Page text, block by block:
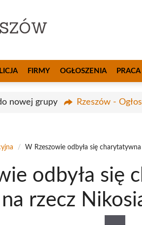
FIRMY OGŁOSZENIA PRACA
nowej grupy Rzeszów -
/ W Rzeszowie odbyła się
odbyła się
rzecz